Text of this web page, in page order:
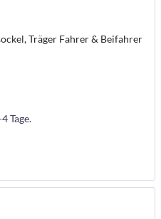
Träger Fahrer & Beifahrer
Tage.